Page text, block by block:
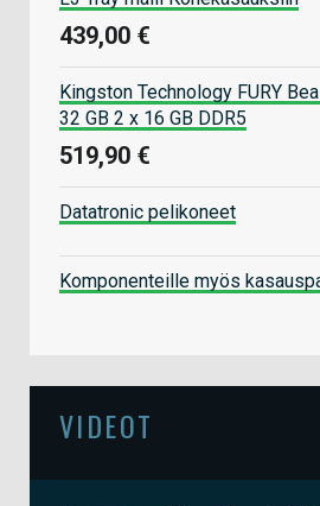
439,00 €
Kingston Technology FURY
32 GB 2 x 16 GB DDR5
519,90 €
Datatronic pelikoneet
Komponenteille myös
VIDEOT